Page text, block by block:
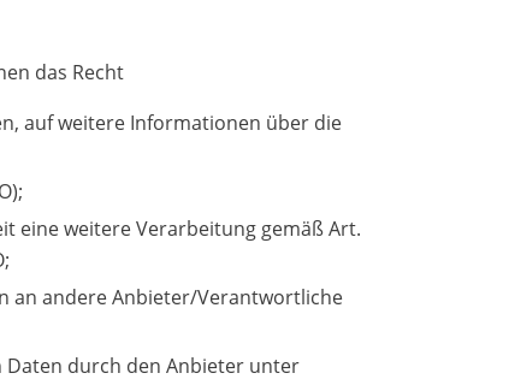
das Recht
auf weitere Informationen über die
eine weitere Verarbeitung gemäß Art.
an andere Anbieter/Verantwortliche
Daten durch den Anbieter unter